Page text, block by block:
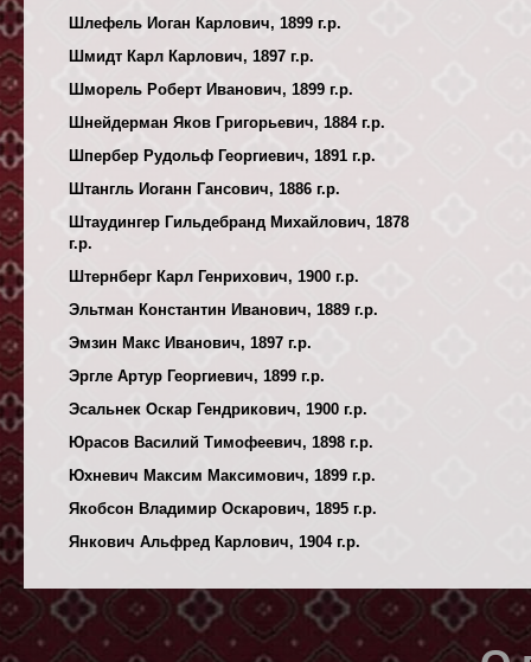
Шлефель Иоган Карлович, 1899 г.р.
Шмидт Карл Карлович, 1897 г.р.
Шморель Роберт Иванович, 1899 г.р.
Шнейдерман Яков Григорьевич, 1884 г.р.
Шпербер Рудольф Георгиевич, 1891 г.р.
Штангль Иоганн Гансович, 1886 г.р.
Штаудингер Гильдебранд Михайлович, 1878
г.р.
Штернберг Карл Генрихович, 1900 г.р.
Эльтман Константин Иванович, 1889 г.р.
Эмзин Макс Иванович, 1897 г.р.
Эргле Артур Георгиевич, 1899 г.р.
Эсальнек Оскар Гендрикович, 1900 г.р.
Юрасов Василий Тимофеевич, 1898 г.р.
Юхневич Максим Максимович, 1899 г.р.
Якобсон Владимир Оскарович, 1895 г.р.
Янкович Альфред Карлович, 1904 г.р.